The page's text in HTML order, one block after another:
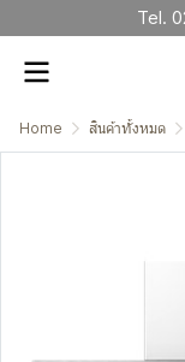
Tel.
Home สินค้าทั้งหมด